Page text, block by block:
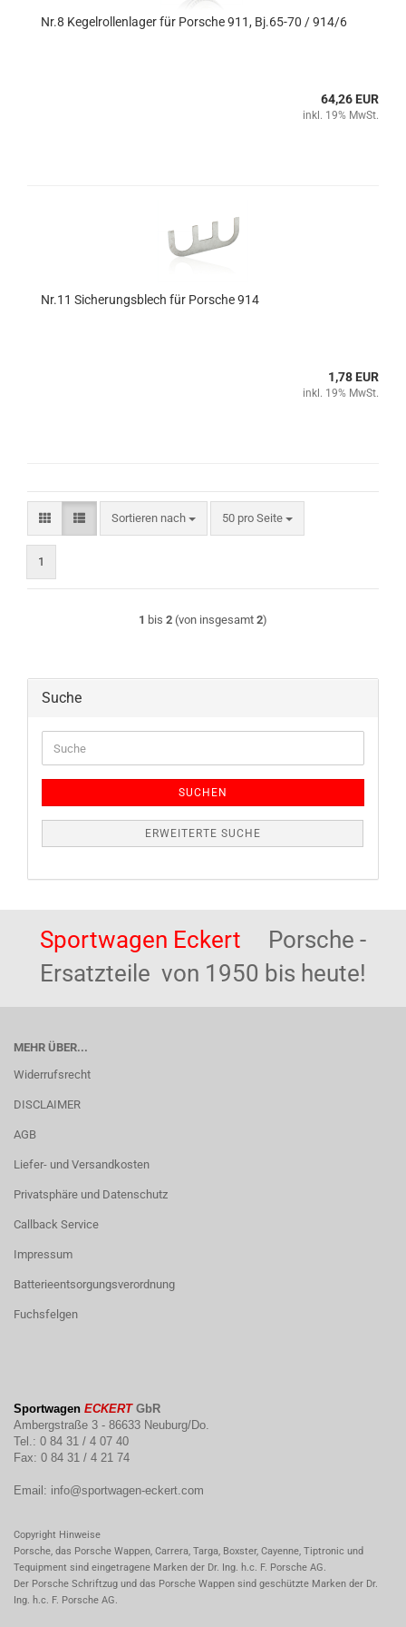
Nr.8 Kegelrollenlager für Porsche 911, Bj.65-70 / 914/6
64,26 EUR
inkl. 19% MwSt.
Nr.11 Sicherungsblech für Porsche 914
1,78 EUR
inkl. 19% MwSt.
Sortieren nach
Sortieren nach 50 pro Seite
pro Seite
1
1 bis 2 (von insgesamt 2)
Suche
SUCHEN
ERWEITERTE SUCHE
Sportwagen Eckert Porsche -
Ersatzteile von 1950 bis heute!
MEHR ÜBER...
Widerrufsrecht
DISCLAIMER
AGB
Liefer- und Versandkosten
Privatsphäre und Datenschutz
Callback Service
Impressum
Batterieentsorgungsverordnung
Fuchsfelgen
Sportwagen ECKERTGbR
Ambergstraße 3 - 86633 Neuburg/Do.
Tel.: 0 84 31 / 4 07 40
Fax: 0 84 31 / 4 21 74
Email: info@sportwagen-eckert.com
Copyright Hinweise
Porsche, das Porsche Wappen, Carrera, Targa, Boxster, Cayenne, Tiptronic und
Tequipment sind eingetragene Marken der Dr. Ing. h.c. F. Porsche AG.
Der Porsche Schriftzug und das Porsche Wappen sind geschützte Marken der Dr.
Ing. h.c. F. Porsche AG.